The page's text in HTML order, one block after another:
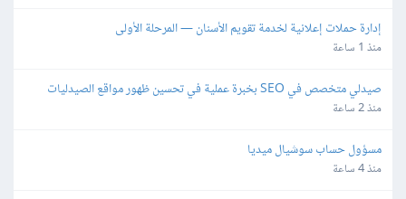
إدارة حملات إعلانية لخدمة تقويم الأسنان — المرحلة الأولى
منذ 1 ساعة
الإلكترونية
منذ 2 ساعة
مسؤول حساب سوشيال ميديا
منذ 4 ساعة